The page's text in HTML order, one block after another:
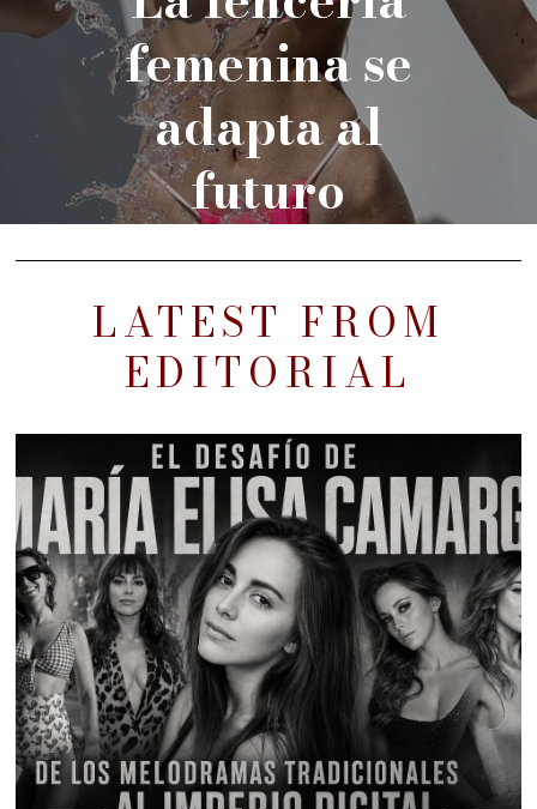
femenina se
adapta al
futuro
LATEST FROM
EDITORIAL